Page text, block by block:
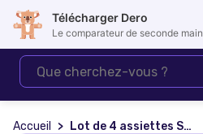
Accueil Lot de 4 assiettes Sarreguemines
Télécharger Dero
Le comparateur de seconde main